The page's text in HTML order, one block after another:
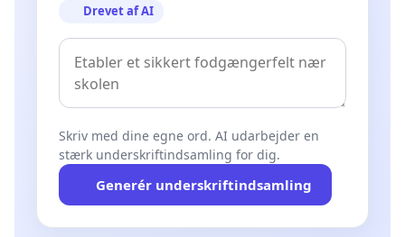
Drevet af AI
Skriv med dine egne ord. AI udarbejder en
stærk underskriftindsamling for dig.
Generér underskriftindsamling